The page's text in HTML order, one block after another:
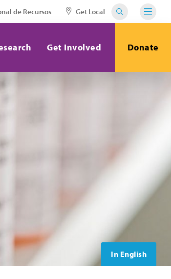
de Recursos Get Local
Get Involved Donate
In English